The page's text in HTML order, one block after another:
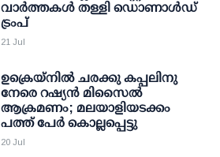
വാര്‍ത്തകള്‍ തള്ളി ഡൊണാള്‍ഡ്
ട്രംപ്
21 Jul
ഉക്രെയ്നിൽ ചരക്കു കപ്പലിനു
നേരെ റഷ്യൻ മിസൈൽ
ആക്രമണം; മലയാളിയടക്കം
പത്ത് പേർ കൊല്ലപ്പെട്ടു
20 Jul